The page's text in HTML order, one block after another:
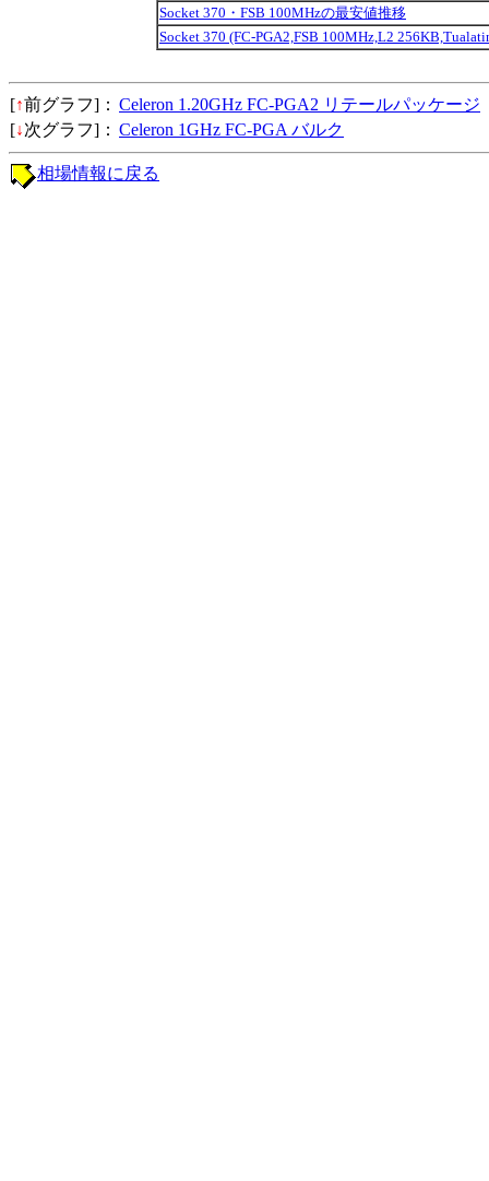
Socket 370・FSB 100MHzの最安値推移
Socket 370 (FC-PGA2,FSB 100MHz,L2
[↑前グラフ]： Celeron 1.20GHz FC-PGA2 リテールパッケージ
[↓次グラフ]： Celeron 1GHz FC-PGA バルク
相場情報に戻る